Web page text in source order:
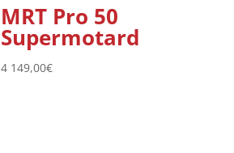
MRT Pro 50
Supermotard
4 149,00€